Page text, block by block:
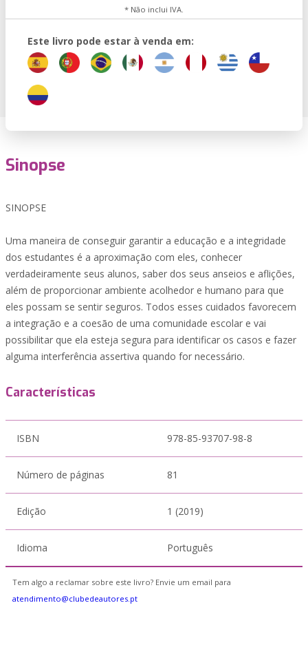
* Não inclui IVA.
Este livro pode estar à venda em:
Sinopse
SINOPSE
Uma maneira de conseguir garantir a educação e a integridade
dos estudantes é a aproximação com eles, conhecer
verdadeiramente seus alunos, saber dos seus anseios e aflições,
além de proporcionar ambiente acolhedor e humano para que
eles possam se sentir seguros. Todos esses cuidados favorecem
a integração e a coesão de uma comunidade escolar e vai
possibilitar que ela esteja segura para identificar os casos e fazer
alguma interferência assertiva quando for necessário.
Características
ISBN 978-85-93707-98-8
Número de páginas 81
Edição 1 (2019)
Idioma Português
Tem algo a reclamar sobre este livro? Envie um email para
atendimento@clubedeautores.pt